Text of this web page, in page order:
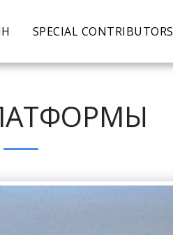
SPECIAL CONTRIBUTORS